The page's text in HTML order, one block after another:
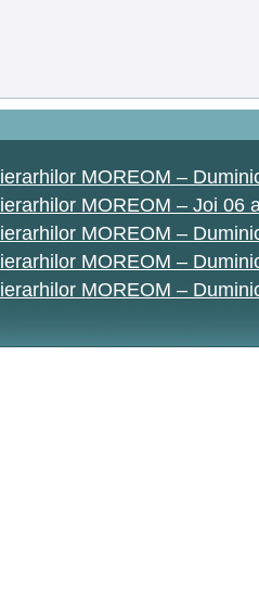
MOREOM –
MOREOM – Joi 06
MOREOM –
MOREOM –
MOREOM –